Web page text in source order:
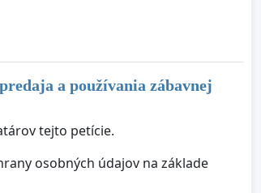
a používania zábavnej
tejto petície.
osobných údajov na základe